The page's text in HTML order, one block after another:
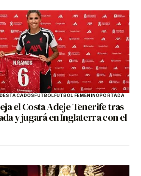
DESTACADOSFÚTBOLFÚTBOL FEMENINOPORTADA
el Costa Adeje Tenerife tras
y jugará en Inglaterra con el